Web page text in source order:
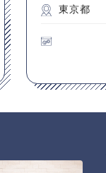
東京都